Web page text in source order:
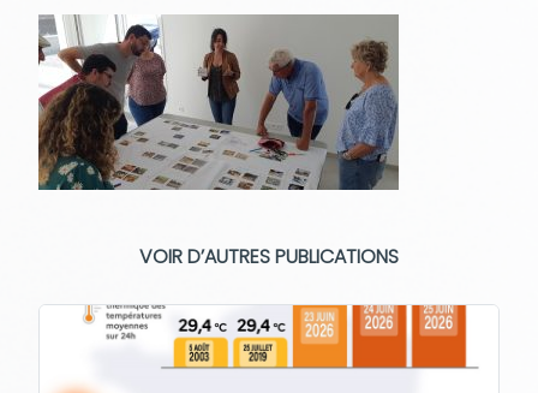
VOIR D’AUTRES PUBLICATIONS